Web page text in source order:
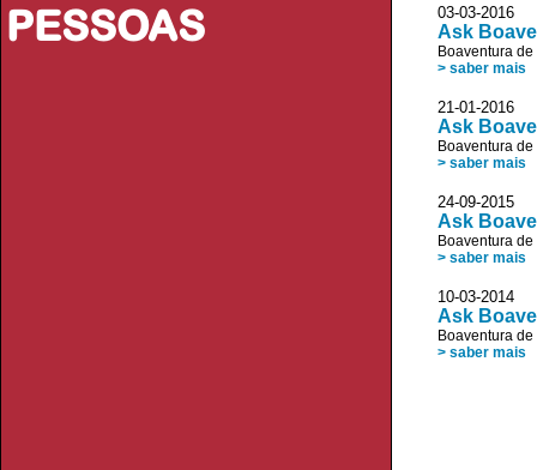
PESSOAS
03-03-
Ask
Boaventura
> saber mais
21-01-
Ask
Boaventura
> saber mais
24-09-
Ask
Boaventura
> saber mais
10-03-
Ask
Boaventura
> saber mais